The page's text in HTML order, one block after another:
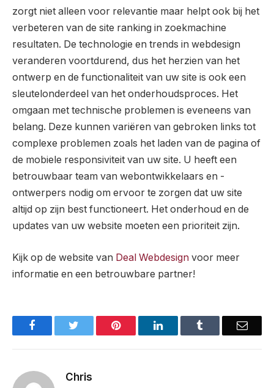
zorgt niet alleen voor relevantie maar helpt ook bij het
verbeteren van de site ranking in zoekmachine
resultaten. De technologie en trends in webdesign
veranderen voortdurend, dus het herzien van het
ontwerp en de functionaliteit van uw site is ook een
sleutelonderdeel van het onderhoudsproces. Het
omgaan met technische problemen is eveneens van
belang. Deze kunnen variëren van gebroken links tot
complexe problemen zoals het laden van de pagina of
de mobiele responsiviteit van uw site. U heeft een
betrouwbaar team van webontwikkelaars en -
ontwerpers nodig om ervoor te zorgen dat uw site
altijd op zijn best functioneert. Het onderhoud en de
updates van uw website moeten een prioriteit zijn.
Kijk op de website van Deal Webdesign voor meer
informatie en een betrouwbare partner!
Facebook Pinterest LinkedIn Email
Chris